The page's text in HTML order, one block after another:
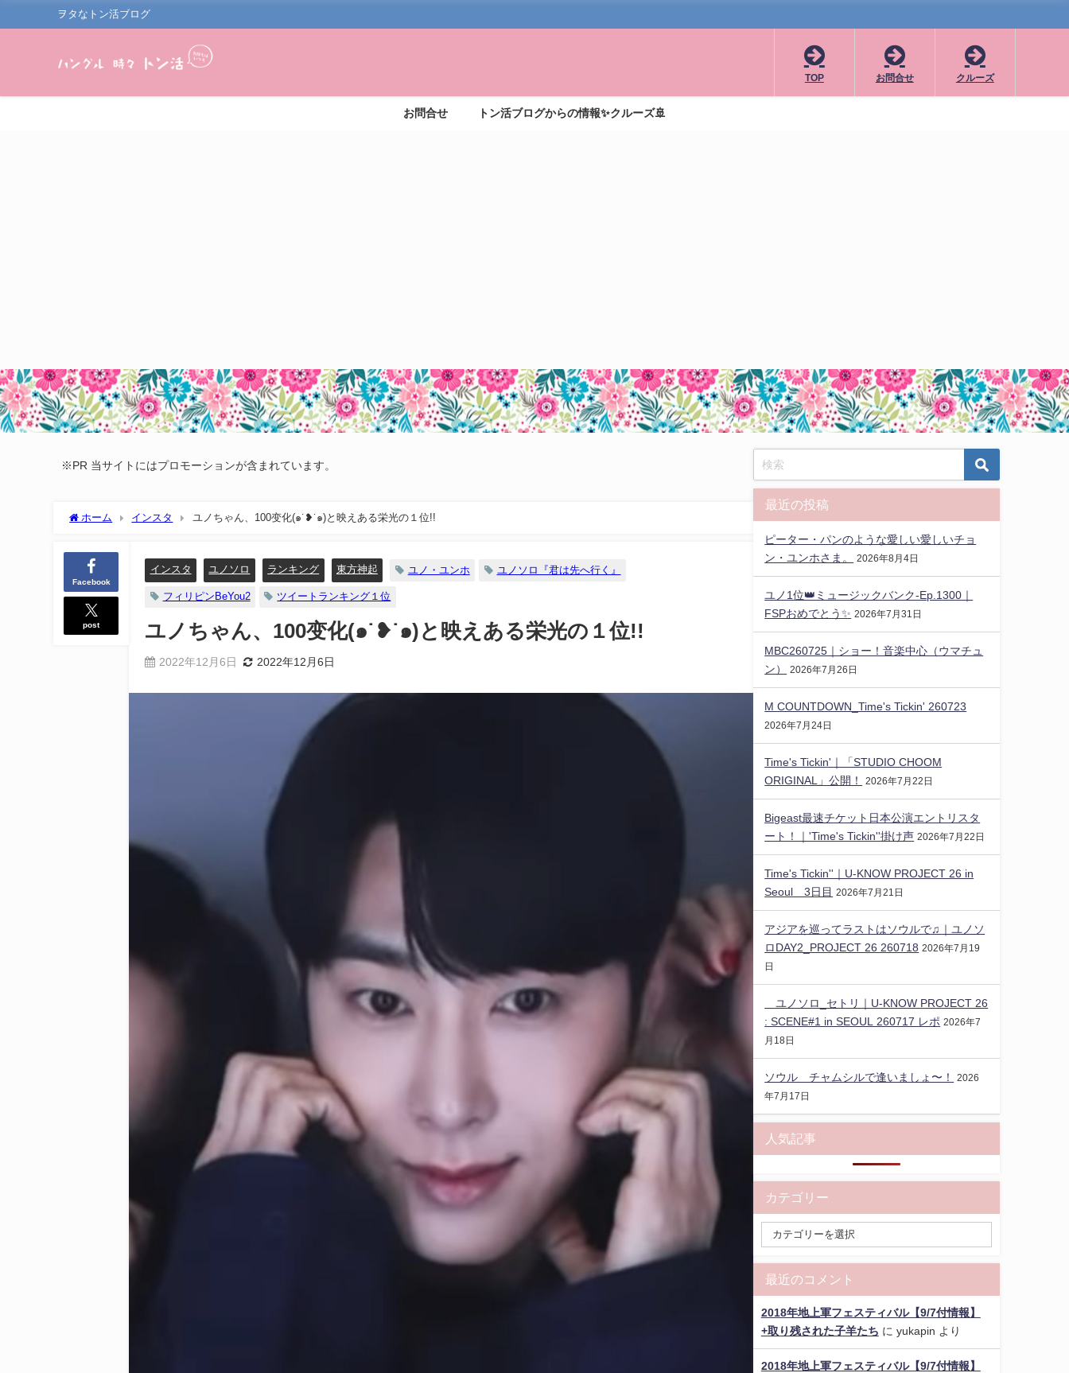
ヲタなトン活ブログ
TOP お問合せ クルーズ
お問合せ トン活ブログからの情報✨クルーズ🚢
※PR 当サイトにはプロモーションが含まれています。
ホーム インスタ ユノちゃん、100变化(๑˙❥˙๑)と映えある栄光の１位!!
Facebook
post
インスタ ユノソロ ランキング 東方神起 ユノ・ユンホ ユノソロ『君は先へ行く』
フィリピンBeYou2 ツイートランキング１位
ユノちゃん、100变化(๑˙❥˙๑)と映えある栄光の１位!!
2022年12月6日 2022年12月6日
最近の投稿
ピーター・パンのような愛しい愛しいチョ
ン・ユンホさま。
2026年8月4日
ユノ1位👑ミュージックバンク-Ep.1300｜
FSPおめでとう✨️ 2026年7月31日
MBC260725｜ショー！音楽中心（ウマチュ
ン）
2026年7月26日
M COUNTDOWN_Time's Tickin' 260723
2026年7月24日
Time's Tickin'｜「STUDIO CHOOM
ORIGINAL」公開！
2026年7月22日
Bigeast最速チケット日本公演エントリスタ
ート！｜'Time's Tickin''掛け声 2026年7月22日
Time's Tickin''｜U-KNOW PROJECT 26 in
Seoul 3日目 2026年7月21日
アジアを巡ってラストはソウルで♫｜ユノソ
ロDAY2_PROJECT 26 260718 2026年7月19
日
ユノソロ_セトリ｜U-KNOW PROJECT 26
: SCENE#1 in SEOUL 260717 レポ 2026年7
月18日
ソウル チャムシルで逢いましょ〜！
2026
年7月17日
人気記事
カテゴリー
最近のコメント
2018年地上軍フェスティバル【9/7付情報】
+取り残された子羊たち に yukapin より
2018年地上軍フェスティバル【9/7付情報】